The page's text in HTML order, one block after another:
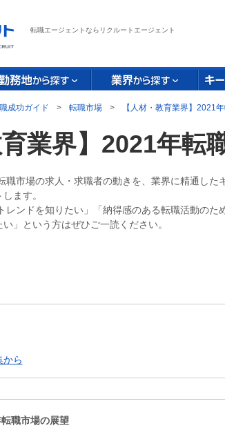
転職エージェントならリクルートエージェント
成功ガイド > 転職市場 > 【人材・教育業界】2021
育業界】2021年転
職市場の求⼈・求職者の動きを、業界に精通した
ます。
レンドを知りたい」「納得感のある転職活動のた
」という方はぜひご一読ください。
から
職市場の展望